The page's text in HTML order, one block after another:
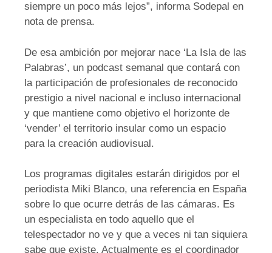
siempre un poco más lejos”, informa Sodepal en
nota de prensa.
De esa ambición por mejorar nace ‘La Isla de las
Palabras’, un podcast semanal que contará con
la participación de profesionales de reconocido
prestigio a nivel nacional e incluso internacional
y que mantiene como objetivo el horizonte de
‘vender’ el territorio insular como un espacio
para la creación audiovisual.
Los programas digitales estarán dirigidos por el
periodista Miki Blanco, una referencia en España
sobre lo que ocurre detrás de las cámaras. Es
un especialista en todo aquello que el
telespectador no ve y que a veces ni tan siquiera
sabe que existe. Actualmente es el coordinador